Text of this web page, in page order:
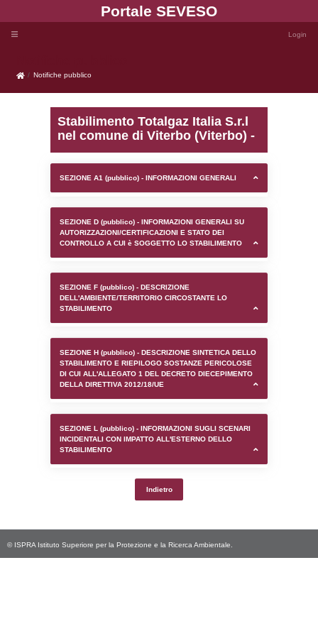
Portale
Notifiche pubblico
Notifiche pubblico
Stabilimento Totalgaz
nel comune di Viterbo
SEZIONE A1 (pubblico) - INFORMAZIONI
SEZIONE D (pubblico) - INFORMAZIONI
AUTORIZZAZIONI/CERTIFICAZIONI E
CONTROLLO A CUI è SOGGETTO LO
SEZIONE F (pubblico) - DESCRIZIONE
SEZIONE H (pubblico) - DESCRIZIONE
STABILIMENTO E RIEPILOGO SOSTANZE